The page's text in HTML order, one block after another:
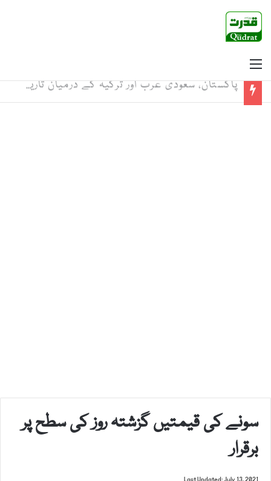
پاکستان، سعودی عرب اور ترکیہ کے درمیان تاریخی دفاعی معاہدہ خطے میں اجتماعی سلامتی اور استحکام کا اہم سنگ میل ہے: معاون برائے داخلہ بابر یوسفزئی
سونے کی قیمتیں گزشتہ روز کی سطح پر
برقرار